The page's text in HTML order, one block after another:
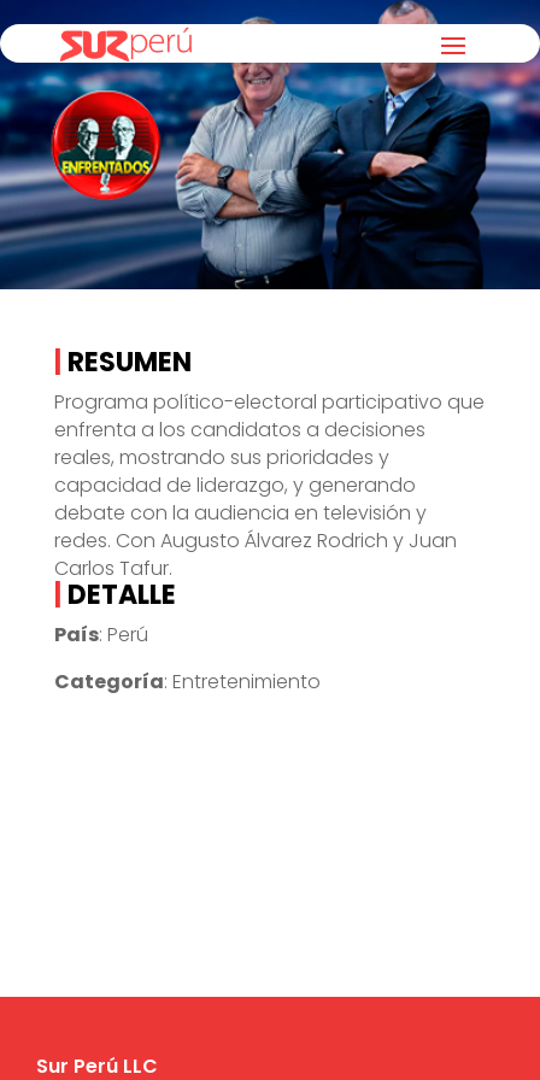
RESUMEN
Programa político-electoral participativo que
enfrenta a los candidatos a decisiones
reales, mostrando sus prioridades y
capacidad de liderazgo, y generando
debate con la audiencia en televisión y
redes. Con Augusto Álvarez Rodrich y Juan
Carlos Tafur.
DETALLE
País: Perú
Categoría: Entretenimiento
Sur Perú LLC